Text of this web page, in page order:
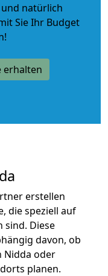
und natürlich
Sie Ihr Budget
erhalten
erstellen
die speziell auf
sind. Diese
davon, ob
Nidda oder
planen.